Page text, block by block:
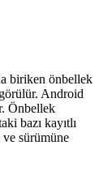
biriken önbellek
Android
Önbellek
bazı kayıtlı
sürümüne